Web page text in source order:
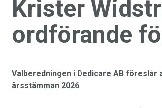
Krister
ordförande
Valberedningen i Dedicare AB
årsstämman 2026